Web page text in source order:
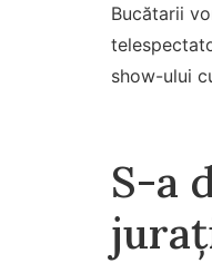
Bucătarii
show-ului
S-a